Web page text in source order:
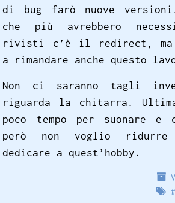
di bug farò nuove
che più avrebbero
rivisti c’è il redirect, ma
a rimandare anche questo
Non ci saranno tagli
riguarda la chitarra.
poco tempo per suonare
però non voglio
dedicare a quest’hobby.
#